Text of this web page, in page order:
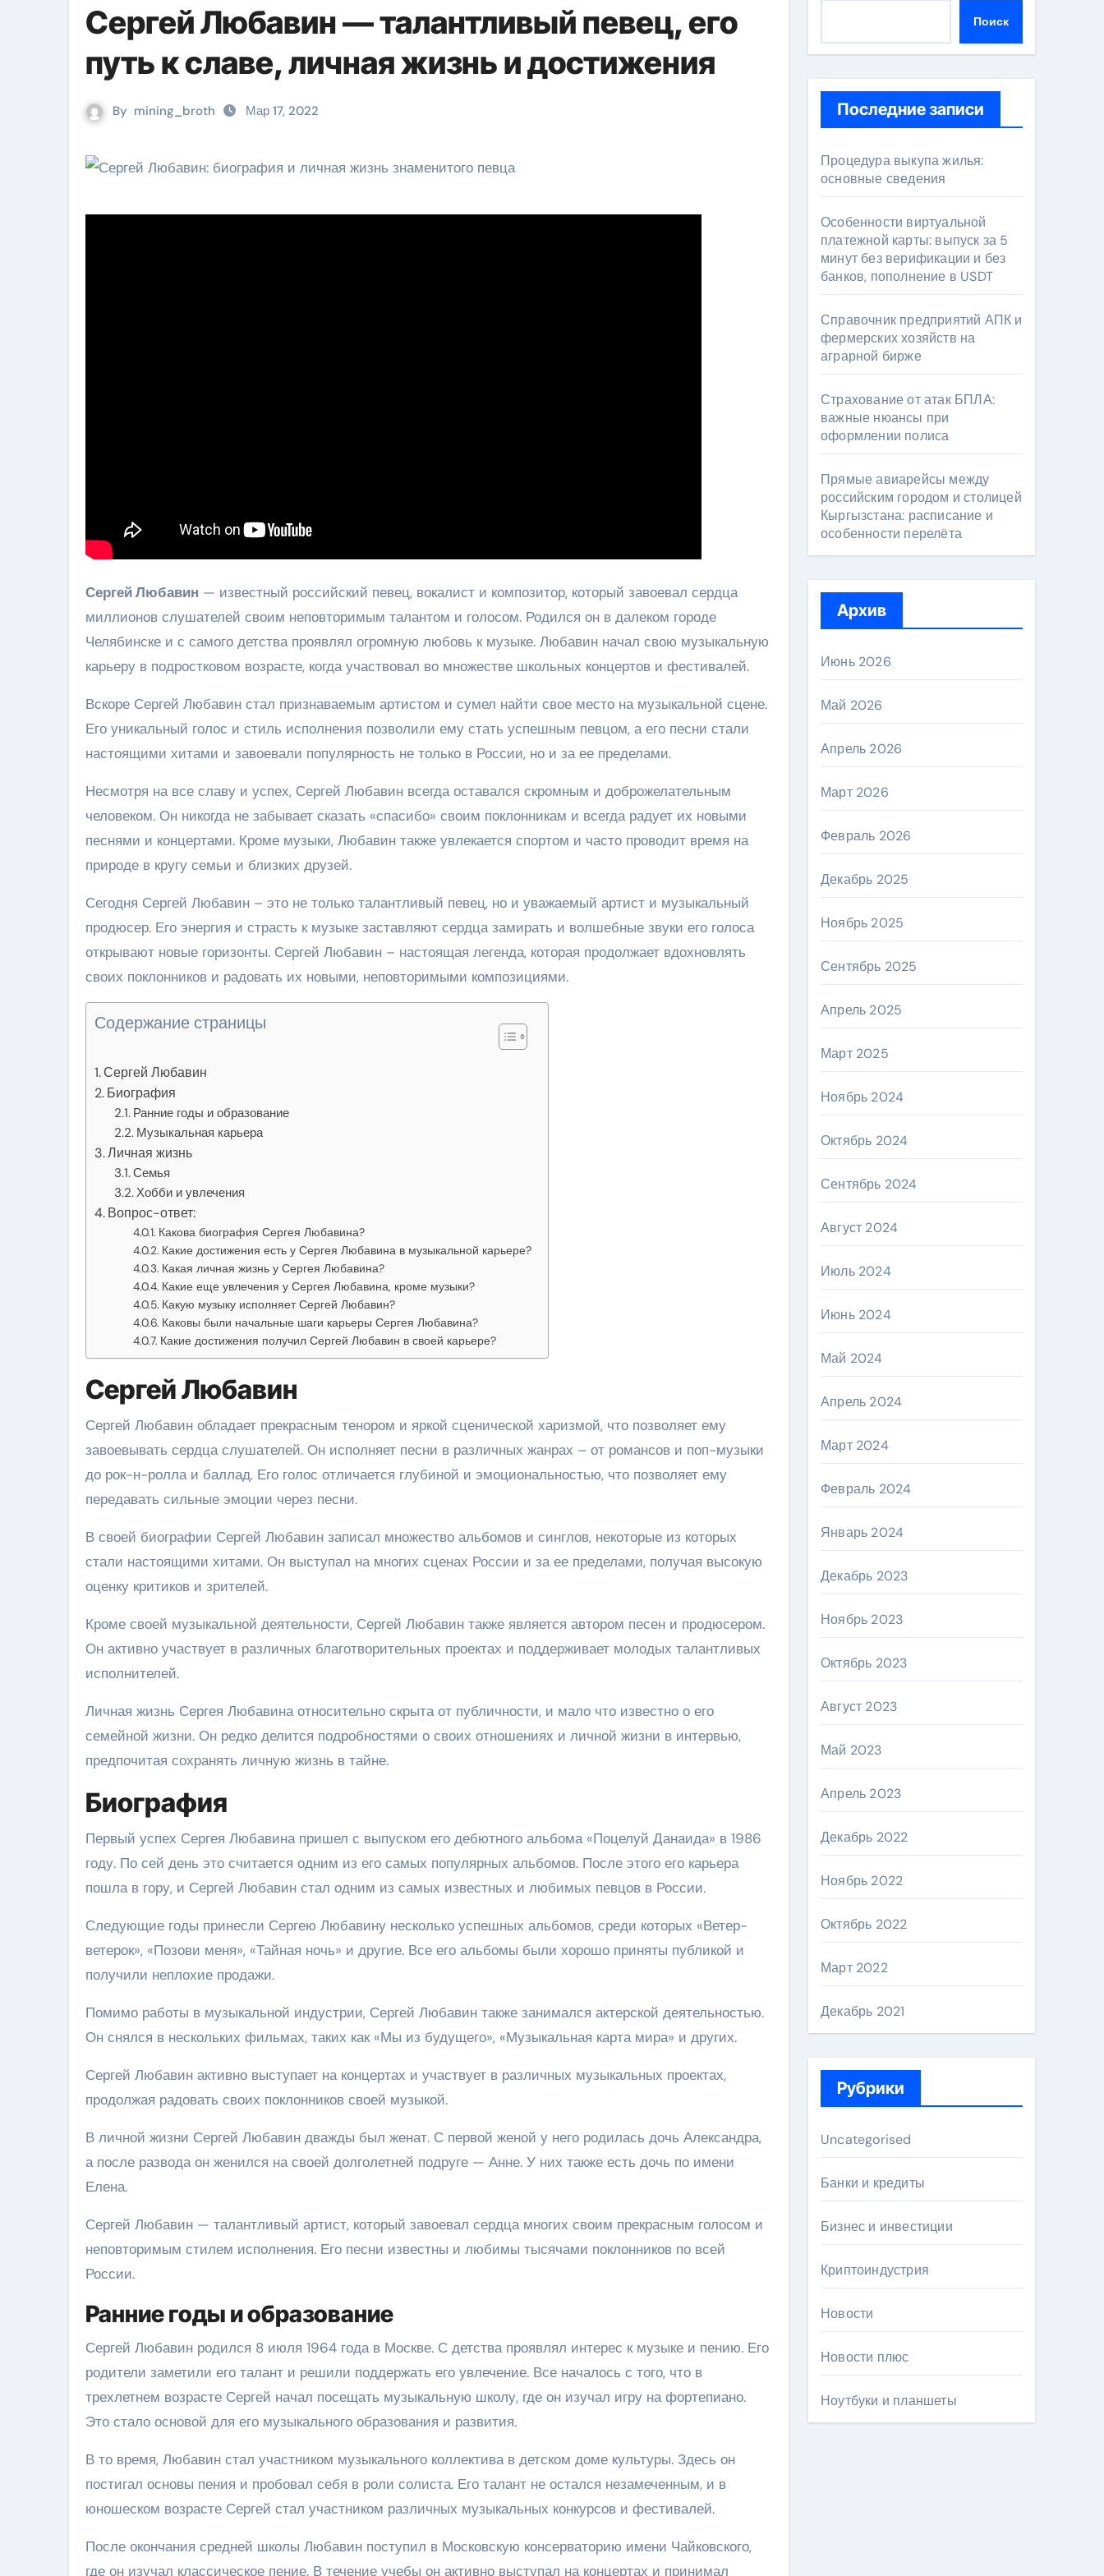
Сергей Любавин — талантливый певец, его
путь к славе, личная жизнь и достижения
By mining_broth Мар 17, 2022
Сергей Любавин — известный российский певец, вокалист и композитор, который завоевал сердца
миллионов слушателей своим неповторимым талантом и голосом. Родился он в далеком городе
Челябинске и с самого детства проявлял огромную любовь к музыке. Любавин начал свою музыкальную
карьеру в подростковом возрасте, когда участвовал во множестве школьных концертов и фестивалей.
Вскоре Сергей Любавин стал признаваемым артистом и сумел найти свое место на музыкальной сцене.
Его уникальный голос и стиль исполнения позволили ему стать успешным певцом, а его песни стали
настоящими хитами и завоевали популярность не только в России, но и за ее пределами.
Несмотря на все славу и успех, Сергей Любавин всегда оставался скромным и доброжелательным
человеком. Он никогда не забывает сказать «спасибо» своим поклонникам и всегда радует их новыми
песнями и концертами. Кроме музыки, Любавин также увлекается спортом и часто проводит время на
природе в кругу семьи и близких друзей.
Сегодня Сергей Любавин – это не только талантливый певец, но и уважаемый артист и музыкальный
продюсер. Его энергия и страсть к музыке заставляют сердца замирать и волшебные звуки его голоса
открывают новые горизонты. Сергей Любавин – настоящая легенда, которая продолжает вдохновлять
своих поклонников и радовать их новыми, неповторимыми композициями.
Содержание страницы
Сергей Любавин
Биография
Ранние годы и образование
Музыкальная карьера
Личная жизнь
Семья
Хобби и увлечения
Вопрос-ответ:
Какова биография Сергея Любавина?
Какие достижения есть у Сергея Любавина в музыкальной карьере?
Какая личная жизнь у Сергея Любавина?
Какие еще увлечения у Сергея Любавина, кроме музыки?
Какую музыку исполняет Сергей Любавин?
Каковы были начальные шаги карьеры Сергея Любавина?
Какие достижения получил Сергей Любавин в своей карьере?
Сергей Любавин
Сергей Любавин обладает прекрасным тенором и яркой сценической харизмой, что позволяет ему
завоевывать сердца слушателей. Он исполняет песни в различных жанрах – от романсов и поп-музыки
до рок-н-ролла и баллад. Его голос отличается глубиной и эмоциональностью, что позволяет ему
передавать сильные эмоции через песни.
В своей биографии Сергей Любавин записал множество альбомов и синглов, некоторые из которых
стали настоящими хитами. Он выступал на многих сценах России и за ее пределами, получая высокую
оценку критиков и зрителей.
Кроме своей музыкальной деятельности, Сергей Любавин также является автором песен и продюсером.
Он активно участвует в различных благотворительных проектах и поддерживает молодых талантливых
исполнителей.
Личная жизнь Сергея Любавина относительно скрыта от публичности, и мало что известно о его
семейной жизни. Он редко делится подробностями о своих отношениях и личной жизни в интервью,
предпочитая сохранять личную жизнь в тайне.
Биография
Первый успех Сергея Любавина пришел с выпуском его дебютного альбома «Поцелуй Данаида» в 1986
году. По сей день это считается одним из его самых популярных альбомов. После этого его карьера
пошла в гору, и Сергей Любавин стал одним из самых известных и любимых певцов в России.
Следующие годы принесли Сергею Любавину несколько успешных альбомов, среди которых «Ветер-
ветерок», «Позови меня», «Тайная ночь» и другие. Все его альбомы были хорошо приняты публикой и
получили неплохие продажи.
Помимо работы в музыкальной индустрии, Сергей Любавин также занимался актерской деятельностью.
Он снялся в нескольких фильмах, таких как «Мы из будущего», «Музыкальная карта мира» и других.
Сергей Любавин активно выступает на концертах и участвует в различных музыкальных проектах,
продолжая радовать своих поклонников своей музыкой.
В личной жизни Сергей Любавин дважды был женат. С первой женой у него родилась дочь Александра,
а после развода он женился на своей долголетней подруге — Анне. У них также есть дочь по имени
Елена.
Сергей Любавин — талантливый артист, который завоевал сердца многих своим прекрасным голосом и
неповторимым стилем исполнения. Его песни известны и любимы тысячами поклонников по всей
России.
Ранние годы и образование
Сергей Любавин родился 8 июля 1964 года в Москве. С детства проявлял интерес к музыке и пению. Его
родители заметили его талант и решили поддержать его увлечение. Все началось с того, что в
трехлетнем возрасте Сергей начал посещать музыкальную школу, где он изучал игру на фортепиано.
Это стало основой для его музыкального образования и развития.
В то время, Любавин стал участником музыкального коллектива в детском доме культуры. Здесь он
постигал основы пения и пробовал себя в роли солиста. Его талант не остался незамеченным, и в
юношеском возрасте Сергей стал участником различных музыкальных конкурсов и фестивалей.
После окончания средней школы Любавин поступил в Московскую консерваторию имени Чайковского,
где он изучал классическое пение. В течение учебы он активно выступал на концертах и принимал
Поиск
Последние записи
Процедура выкупа жилья:
основные сведения
Особенности виртуальной
платежной карты: выпуск за 5
минут без верификации и без
банков, пополнение в USDT
Справочник предприятий АПК и
фермерских хозяйств на
аграрной бирже
Страхование от атак БПЛА:
важные нюансы при
оформлении полиса
Прямые авиарейсы между
российским городом и столицей
Кыргызстана: расписание и
особенности перелёта
Архив
Июнь 2026
Май 2026
Апрель 2026
Март 2026
Февраль 2026
Декабрь 2025
Ноябрь 2025
Сентябрь 2025
Апрель 2025
Март 2025
Ноябрь 2024
Октябрь 2024
Сентябрь 2024
Август 2024
Июль 2024
Июнь 2024
Май 2024
Апрель 2024
Март 2024
Февраль 2024
Январь 2024
Декабрь 2023
Ноябрь 2023
Октябрь 2023
Август 2023
Май 2023
Апрель 2023
Декабрь 2022
Ноябрь 2022
Октябрь 2022
Март 2022
Декабрь 2021
Рубрики
Uncategorised
Банки и кредиты
Бизнес и инвестиции
Криптоиндустрия
Новости
Новости плюс
Ноутбуки и планшеты